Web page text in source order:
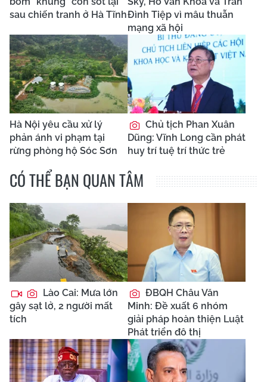
sau chiến tranh ở Hà TĩnhĐình Tiệp vì mâu thuẫn
mạng xã hội
Hà Nội yêu cầu xử lý
phản ánh vi phạm tại
rừng phòng hộ Sóc Sơn
Chủ tịch Phan Xuân
Dũng: Vĩnh Long cần phát
huy trí tuệ trí thức trẻ
CÓ THỂ BẠN QUAN TÂM
Lào Cai: Mưa lớn
gây sạt lở, 2 người mất
tích
ĐBQH Châu Văn
Minh: Đề xuất 6 nhóm
giải pháp hoàn thiện Luật
Phát triển đô thị